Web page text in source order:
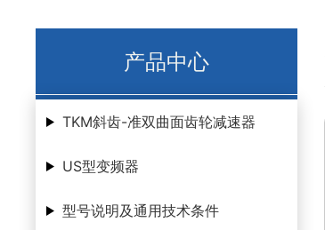
产品中心
TKM斜齿-准双曲面齿轮减速器
US型变频器
型号说明及通用技术条件